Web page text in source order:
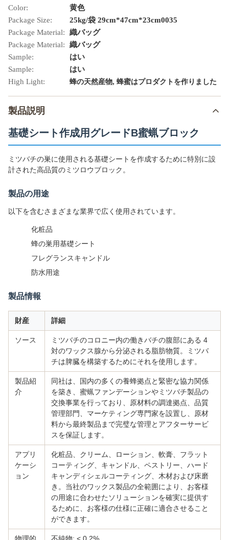
Color:
黄色
Package Size:
25kg/袋 29cm*47cm*23cm0035
Package Material:
織バッグ
Package Material:
織バッグ
Sample:
はい
Sample:
はい
High Light:
蜂の天然産物, 蜂蜜はプロダクトを作りました
製品説明
基礎シート作成用グレードB蜜蝋ブロック
ミツバチの巣に使用される基礎シートを作成するために特別に設
計された高品質のミツロウブロック。
製品の用途
以下を含むさまざまな業界で広く使用されています。
化粧品
蜂の巣用基礎シート
フレグランスキャンドル
防水用途
製品情報
財産 詳細
ソース
ミツバチのコロニー内の働きバチの腹部にある 4
対のワックス腺から分泌される脂肪物質。ミツバ
チは脾臓を構築するためにそれを使用します。
製品紹
介
同社は、国内の多くの養蜂拠点と緊密な協力関係
を築き、蜜蝋ファンデーションやミツバチ製品の
交換事業を行っており、原材料の調達拠点、品質
管理部門、マーケティング専門家を設置し、原材
料から最終製品まで完璧な管理とアフターサービ
スを保証します。
アプリ
ケーシ
ョン
化粧品、クリーム、ローション、軟膏、フラット
コーティング、キャンドル、ペストリー、ハード
キャンディシェルコーティング、木材および床磨
き。当社のワックス製品の全範囲により、お客様
の用途に合わせたソリューションを確実に提供す
るために、お客様の仕様に正確に適合させること
ができます。